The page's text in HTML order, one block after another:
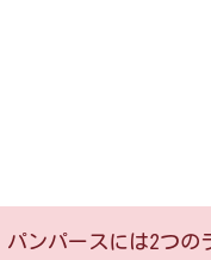
パンパースには2つの